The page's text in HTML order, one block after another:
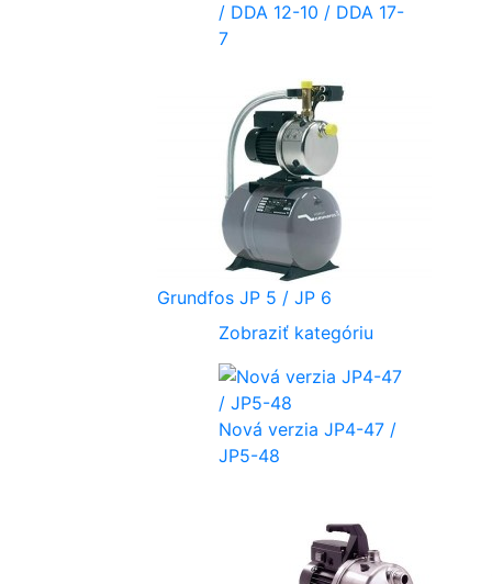
/ DDA 12-10 / DDA 17-
7
Grundfos JP 5 / JP 6
Zobraziť kategóriu
Nová verzia JP4-47 /
JP5-48